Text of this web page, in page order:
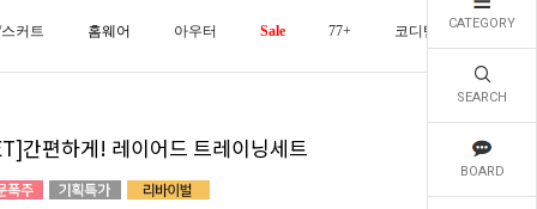
CATEGORY
SEARCH
BOARD
커트 홈웨어 아우터 Sale 77+ 코디템 오늘발송
간편하게! 레이어드 트레이닝세트